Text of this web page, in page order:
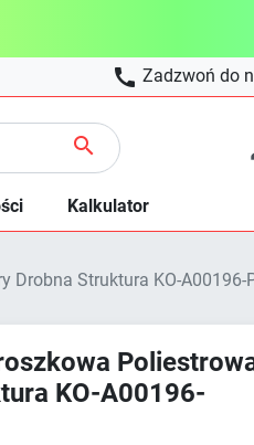
 Zadzwoń do

Kalkulator
Struktura KO-A00196-
KO-A00196-